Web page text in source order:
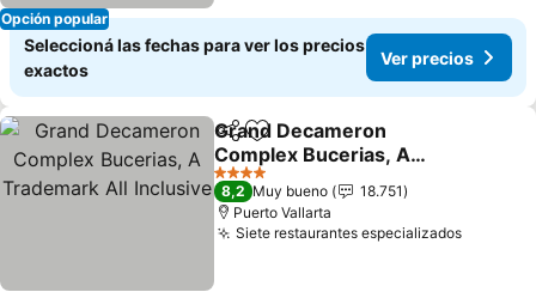
Opción popular
Seleccioná las fechas para ver los precios
exactos
Ver precios
CompartirAñadir a favoritos
Grand Decameron
Complex Bucerias, A
Trademark All Inclusive
4 Estrellas
8,2 Muy bueno
18.751
Puerto Vallarta
Siete restaurantes especializados